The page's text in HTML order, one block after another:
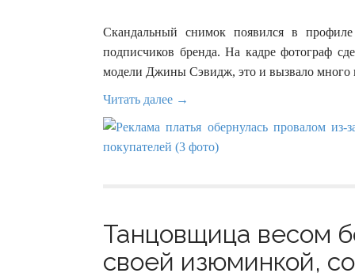
Скандальный снимок появился в
подписчиков бренда. На кадре фотограф
модели Джины Сэвидж, это и вызвало много
Читать далее →
Танцовщица весом
своей изюминкой,